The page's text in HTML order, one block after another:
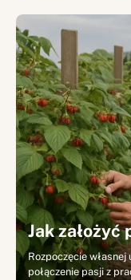
Jak
Rozpoczęcie
połączenie pasji z